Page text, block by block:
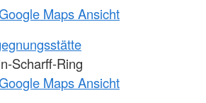
Maps Ansicht
Scharff-Ring
Maps Ansicht